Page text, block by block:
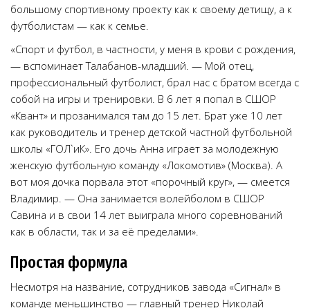
большому спортивному проекту как к своему детищу, а к
футболистам — как к семье.
«Спорт и футбол, в частности, у меня в крови с рождения,
— вспоминает Талабанов-младший. — Мой отец,
профессиональный футболист, брал нас с братом всегда с
собой на игры и тренировки. В 6 лет я попал в СШОР
«Квант» и прозанимался там до 15 лет. Брат уже 10 лет
как руководитель и тренер детской частной футбольной
школы «ГОЛ`иК». Его дочь Анна играет за молодежную
женскую футбольную команду «Локомотив» (Москва). А
вот моя дочка порвала этот «порочный круг», — смеется
Владимир. — Она занимается волейболом в СШОР
Савина и в свои 14 лет выиграла много соревнований
как в области, так и за её пределами».
Простая формула
Несмотря на название, сотрудников завода «Сигнал» в
команде меньшинство — главный тренер Николай